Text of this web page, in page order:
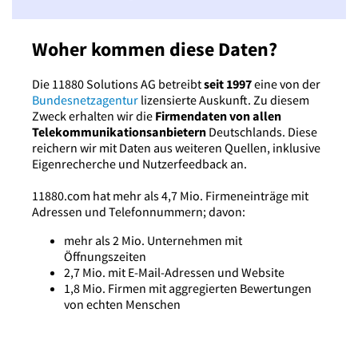
Woher kommen diese Daten?
Die 11880 Solutions AG betreibtseit 1997eine von der
Bundesnetzagentur lizensierte Auskunft. Zu diesem
Zweck erhalten wir die Firmendaten von allen
Telekommunikationsanbietern Deutschlands. Diese
reichern wir mit Daten aus weiteren Quellen, inklusive
Eigenrecherche und Nutzerfeedback an.
11880.com hat mehr als 4,7 Mio. Firmeneinträge mit
Adressen und Telefonnummern; davon:
mehr als 2 Mio. Unternehmen mit
Öffnungszeiten
2,7 Mio. mit E-Mail-Adressen und Website
1,8 Mio. Firmen mit aggregierten Bewertungen
von echten Menschen